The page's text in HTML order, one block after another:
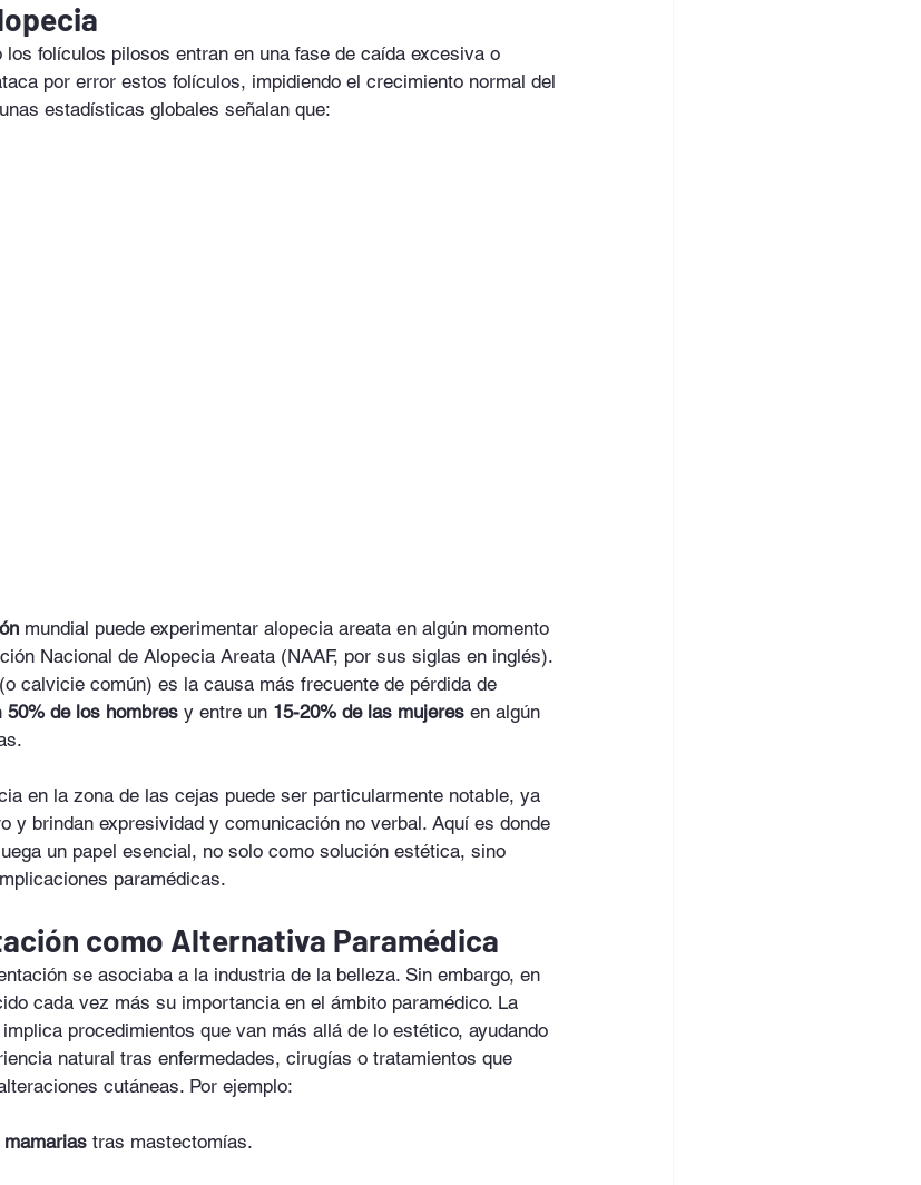
folículos pilosos entran en una fase de caída excesiva o
por error estos folículos, impidiendo el crecimiento normal del
estadísticas globales señalan que:
mundial puede experimentar alopecia areata en algún momento
Nacional de Alopecia Areata (NAAF, por sus siglas en inglés).
calvicie común) es la causa más frecuente de pérdida de
50% de los hombres y entre un 15-20% de las mujeres en algún
en la zona de las cejas puede ser particularmente notable, ya
y brindan expresividad y comunicación no verbal. Aquí es donde
un papel esencial, no solo como solución estética, sino
paramédicas.
como Alternativa Paramédica
se asociaba a la industria de la belleza. Sin embargo, en
cada vez más su importancia en el ámbito paramédico. La
procedimientos que van más allá de lo estético, ayudando
natural tras enfermedades, cirugías o tratamientos que
cutáneas. Por ejemplo:
tras mastectomías.